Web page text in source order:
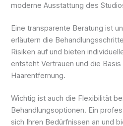
moderne Ausstattung des
Eine transparente Beratung ist
erläutern die
Risiken auf und bieten
entsteht Vertrauen und die
Haarentfernung.
Wichtig ist auch die Flexibilität
Behandlungsoptionen. Ein
sich Ihren Bedürfnissen an und